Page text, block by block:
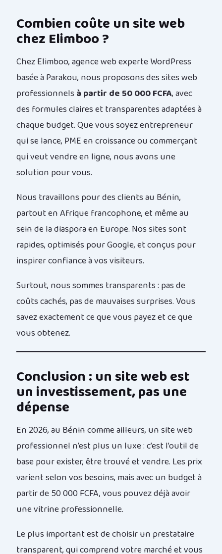
Combien coûte un site web
chez Elimboo ?
Chez Elimboo, agence web experte WordPress
basée à Parakou, nous proposons des sites web
professionnels à partir de 50 000 FCFA, avec
des formules claires et transparentes adaptées à
chaque budget. Que vous soyez entrepreneur
qui se lance, PME en croissance ou commerçant
qui veut vendre en ligne, nous avons une
solution pour vous.
Nous travaillons pour des clients au Bénin,
partout en Afrique francophone, et même au
sein de la diaspora en Europe. Nos sites sont
rapides, optimisés pour Google, et conçus pour
inspirer confiance à vos visiteurs.
Surtout, nous sommes transparents : pas de
coûts cachés, pas de mauvaises surprises. Vous
savez exactement ce que vous payez et ce que
vous obtenez.
Conclusion : un site web est
un investissement, pas une
dépense
En 2026, au Bénin comme ailleurs, un site web
professionnel n’est plus un luxe : c’est l’outil de
base pour exister, être trouvé et vendre. Les prix
varient selon vos besoins, mais avec un budget à
partir de 50 000 FCFA, vous pouvez déjà avoir
une vitrine professionnelle.
Le plus important est de choisir un prestataire
transparent, qui comprend votre marché et vous